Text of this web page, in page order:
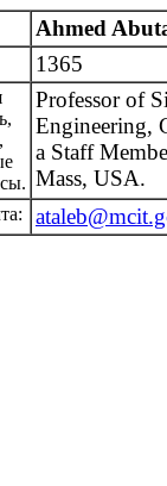
Ahmed
1365
Professor of
Engineering,
a Staff
Mass, USA.